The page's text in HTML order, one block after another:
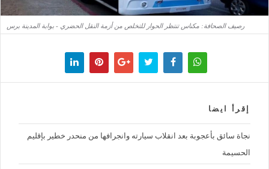
رصيف الصحافة: مكناس تنتظر الحوار للتخلص من أزمة النقل الحضري - بوابة المدينة برس
إقرأ ايضا
نجاة سائق بأعجوبة بعد انقلاب سيارته وانجرافها من منحدر خطير بإقليم
الحسيمة